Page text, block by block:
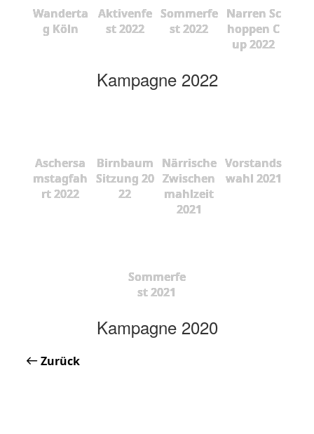
Wanderta
g Köln
Aktivenfe
st 2022
Sommerfe
st 2022
Narren Sc
hoppen C
up 2022
Kampagne 2022
Aschersa
mstagfah
rt 2022
Birnbaum
Sitzung 20
22
Närrische
Zwischen
mahlzeit
2021
Vorstands
wahl 2021
Sommerfe
st 2021
Kampagne 2020
Zurück